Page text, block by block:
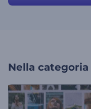
Nella categoria